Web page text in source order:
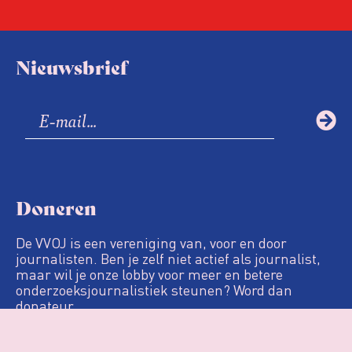
Nieuwsbrief
Doneren
De VVOJ is een vereniging van, voor en door
journalisten. Ben je zelf niet actief als journalist,
maar wil je onze lobby voor meer en betere
onderzoeksjournalistiek steunen? Word dan
donateur.